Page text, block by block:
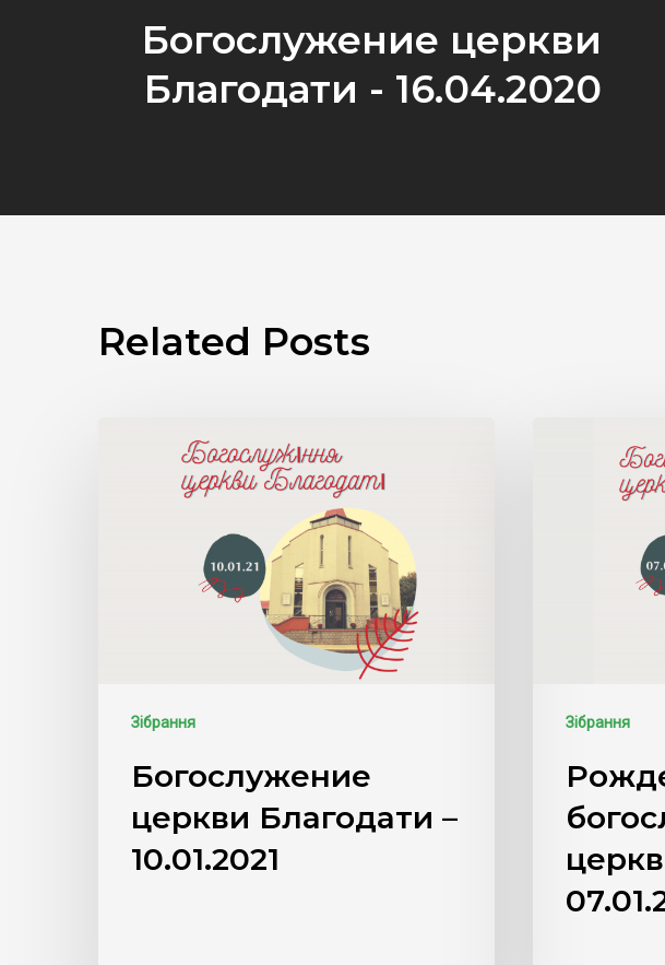
Богослужение церкви
Благодати - 16.04.2020
Related Posts
Зібрання
Богослужение
церкви Благодати –
10.01.2021
Зібрання